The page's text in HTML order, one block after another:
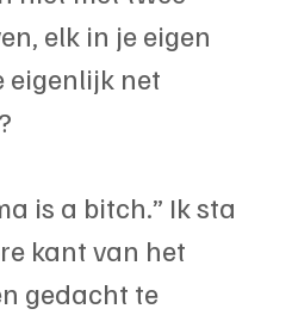
elk in je eigen
eigenlijk net
is a bitch.” Ik sta
kant van het
gedacht te